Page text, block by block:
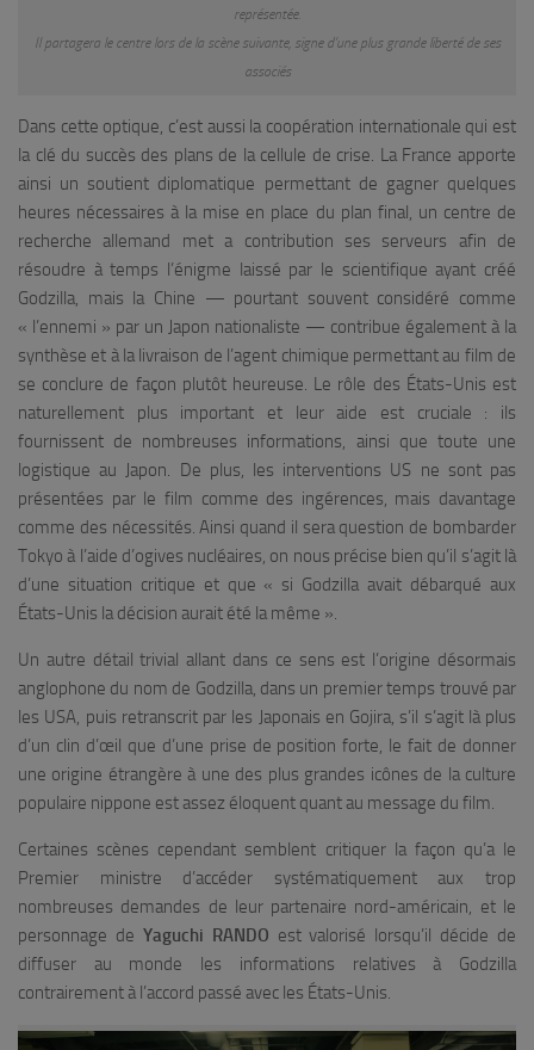
représentée.
Il partagera le centre lors de la scène suivante, signe d’une plus grande liberté de ses
associés
Dans cette optique, c’est aussi la coopération internationale qui est
la clé du succès des plans de la cellule de crise. La France apporte
ainsi un soutient diplomatique permettant de gagner quelques
heures nécessaires à la mise en place du plan final, un centre de
recherche allemand met a contribution ses serveurs afin de
résoudre à temps l’énigme laissé par le scientifique ayant créé
Godzilla, mais la Chine — pourtant souvent considéré comme
« l’ennemi » par un Japon nationaliste — contribue également à la
synthèse et à la livraison de l’agent chimique permettant au film de
se conclure de façon plutôt heureuse. Le rôle des États-Unis est
naturellement plus important et leur aide est cruciale : ils
fournissent de nombreuses informations, ainsi que toute une
logistique au Japon. De plus, les interventions US ne sont pas
présentées par le film comme des ingérences, mais davantage
comme des nécessités. Ainsi quand il sera question de bombarder
Tokyo à l’aide d’ogives nucléaires, on nous précise bien qu’il s’agit là
d’une situation critique et que « si Godzilla avait débarqué aux
États-Unis la décision aurait été la même ».
Un autre détail trivial allant dans ce sens est l’origine désormais
anglophone du nom de Godzilla, dans un premier temps trouvé par
les USA, puis retranscrit par les Japonais en Gojira, s’il s’agit là plus
d’un clin d’œil que d’une prise de position forte, le fait de donner
une origine étrangère à une des plus grandes icônes de la culture
populaire nippone est assez éloquent quant au message du film.
Certaines scènes cependant semblent critiquer la façon qu’a le
Premier ministre d’accéder systématiquement aux trop
nombreuses demandes de leur partenaire nord-américain, et le
personnage de Yaguchi RANDO est valorisé lorsqu’il décide de
diffuser au monde les informations relatives à Godzilla
contrairement à l’accord passé avec les États-Unis.